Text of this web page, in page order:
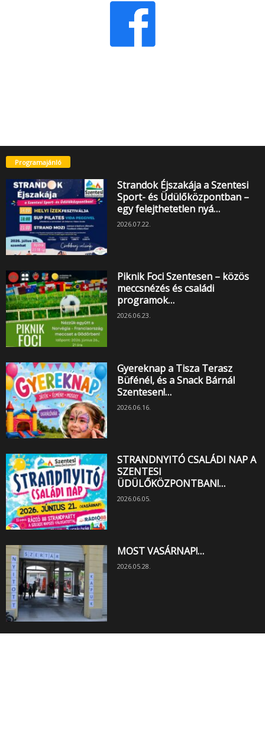
Programajánló
Strandok Éjszakája a Szentesi
Sport- és Üdülőközpontban –
egy felejthetetlen nyá…
2026.07.22.
Piknik Foci Szentesen – közös
meccsnézés és családi
programok…
2026.06.23.
Gyereknap a Tisza Terasz
Büfénél, és a Snack Bárnál
Szentesen!…
2026.06.16.
STRANDNYITÓ CSALÁDI NAP A
SZENTESI
ÜDÜLŐKÖZPONTBAN!…
2026.06.05.
MOST VASÁRNAP!…
2026.05.28.